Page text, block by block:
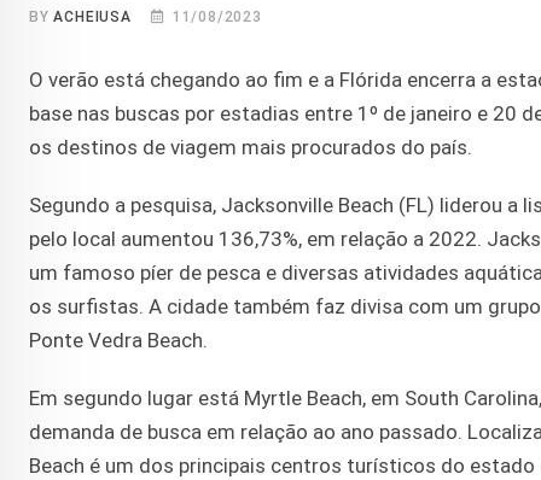
BYACHEIUSA 11/08/2023
O verão está chegando ao fim e a Flórida encerra a
base nas buscas por estadias entre 1º de janeiro e 20
os destinos de viagem mais procurados do país.
Segundo a pesquisa, Jacksonville Beach (FL) liderou
pelo local aumentou 136,73%, em relação a 2022.
um famoso píer de pesca e diversas atividades
os surfistas. A cidade também faz divisa com um
Ponte Vedra Beach.
Em segundo lugar está Myrtle Beach, em South
demanda de busca em relação ao ano passado.
Beach é um dos principais centros turísticos do